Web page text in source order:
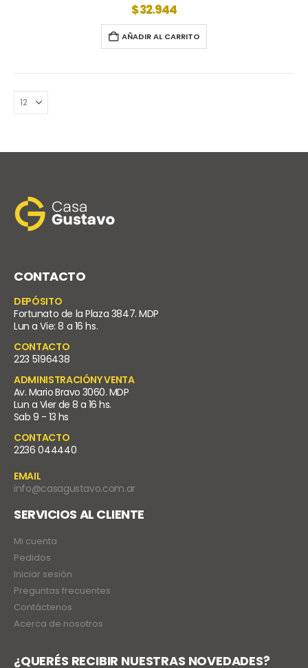
$32.944
AÑADIR AL CARRITO
CONTACTO
DEPÓSITO
Fortunato de la Plaza 3847. MDP
Lun a Vie: 8 a 16 hs.
CONTACTO
223 5196438
ADMINISTRACIÓNY VENTA
Av. Mario Bravo 3060. MDP
Lun a Vier de 8 a 16 hs.
Sab 9 - 13 hs
CONTACTO
2236 044440
EMAIL
info@casagustavo.com.ar
SERVICIOS AL CLIENTE
Mi cuenta
Pedidos
Iniciar sesión
Preguntas frecuentes
Contáctenos
Acerca de nosotros
¿QUERÉS RECIBIR NUESTRAS NOVEDADES?